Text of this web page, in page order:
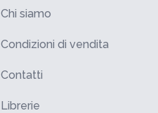
Chi siamo
Condizioni di vendita
Contatti
Librerie